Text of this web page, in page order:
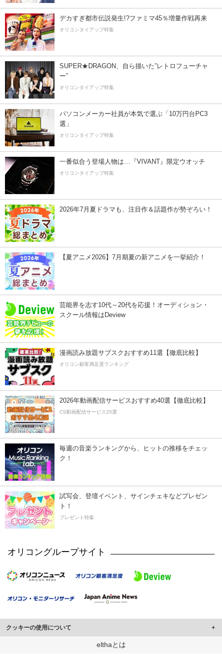
デカすぎ都市伝説発生!?ファミマ45％増量作戦再来
オリコンタイアップ特集
SUPER★DRAGON、自ら描いた”レトロフューチャ
ー”
オリコンタイアップ特集
パソコンメーカー社員が本気で選ぶ「10万円台PC3
選」
オリコンタイアップ特集
一番似合う登場人物は…『VIVANT』限定ウオッチ
オリコンタイアップ特集
2026年7月夏ドラマも、注目作＆話題作が勢ぞろい！
【夏アニメ2026】7月期夏の新アニメを一挙紹介！
芸能界を志す10代～20代を応援！オーディション・
スクール情報はDeview
漫画読み放題サブスクおすすめ11選【徹底比較】
オリコン顧客満足度ランキング
2026年動画配信サービスおすすめ40選【徹底比較】
CS動画配信サービス20選
毎週の音楽ランキングから、ヒットの推移をチェッ
ク！
試写会、登壇イベント、サインチェキなどプレゼン
ト！
プレゼント特集
オリコングループサイト
クッキーの使用について
このサイトでは Cookie を使用して、ユーザーに合わせたコンテンツや広告の
elthaとは